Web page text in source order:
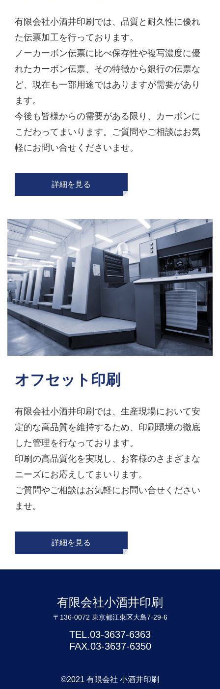
有限会社小酒井印刷では、品質と耐久性に優れ
た伝票加工を行っております。
ノーカーボン伝票に比べ保存性や複写濃度に優
れたカーボン伝票、その特徴から銀行の伝票な
ど、現在も一部用途ではありますが需要があり
ます。
今後も皆様からの需要がある限り、カーボンに
こだわってまいります。ご質問やご相談はお気
軽にお問い合せくださいませ。
詳細を見る
オフセット印刷
有限会社小酒井印刷では、生産現場において安
定的な高品質を維持するため、印刷環境の徹底
した管理を行なっております。
印刷の高品質化を実現し、お客様のさまざまな
ニーズにお応えしてまいります。
ご質問やご相談はお気軽にお問い合せください
ませ。
詳細を見る
有限会社小酒井印刷
〒136-0072 東京都江東区大島7-29-6
TEL.03-3637-6363
FAX.03-3637-6350
©2021 有限会社 小酒井印刷